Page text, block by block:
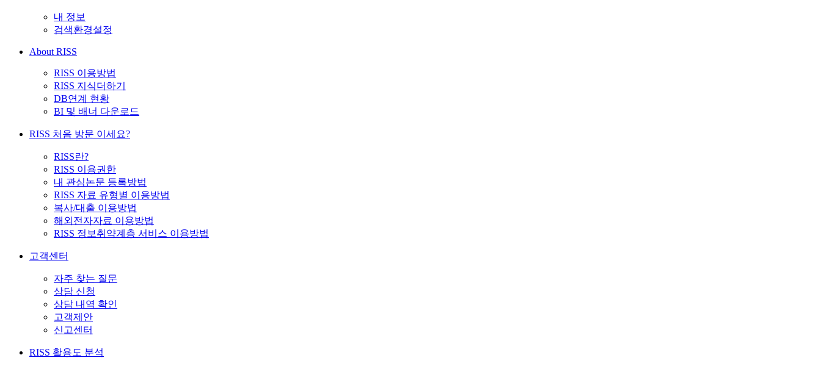
내 정보
검색환경설정
About RISS
RISS 이용방법
RISS 지식더하기
DB연계 현황
BI 및 배너 다운로드
RISS 처음 방문 이세요?
RISS란?
RISS 이용권한
내 관심논문 등록방법
RISS 자료 유형별 이용방법
복사/대출 이용방법
해외전자자료 이용방법
RISS 정보취약계층 서비스 이용방법
고객센터
자주 찾는 질문
상담 신청
상담 내역 확인
고객제안
신고센터
RISS 활용도 분석